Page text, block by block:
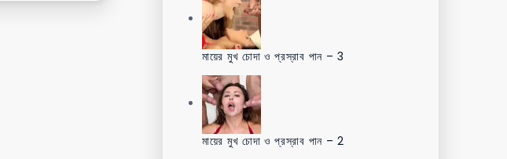
মায়ের মুখ চোদা ও প্রস্রাব পান – 3
মায়ের মুখ চোদা ও প্রস্রাব পান – 2